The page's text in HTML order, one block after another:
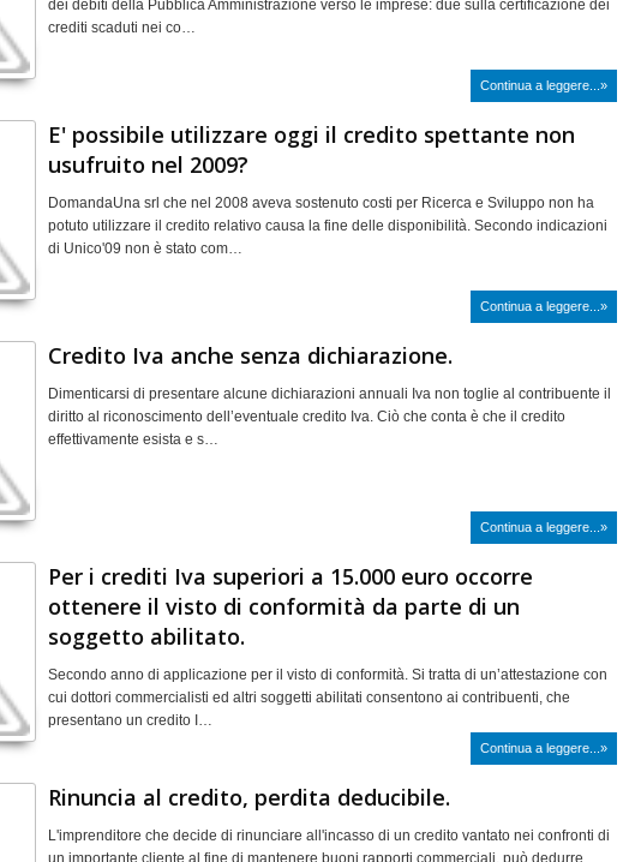
dei debiti della Pubblica Amministrazione verso le imprese: due sulla certificazione dei
crediti scaduti nei co…
Continua a leggere...»
E' possibile utilizzare oggi il credito spettante non
usufruito nel 2009?
DomandaUna srl che nel 2008 aveva sostenuto costi per Ricerca e Sviluppo non ha
potuto utilizzare il credito relativo causa la fine delle disponibilità. Secondo indicazioni
di Unico'09 non è stato com…
Continua a leggere...»
Credito Iva anche senza dichiarazione.
Dimenticarsi di presentare alcune dichiarazioni annuali Iva non toglie al contribuente il
diritto al riconoscimento dell’eventuale credito Iva. Ciò che conta è che il credito
effettivamente esista e s…
Continua a leggere...»
Per i crediti Iva superiori a 15.000 euro occorre
ottenere il visto di conformità da parte di un
soggetto abilitato.
Secondo anno di applicazione per il visto di conformità. Si tratta di un’attestazione con
cui dottori commercialisti ed altri soggetti abilitati consentono ai contribuenti, che
presentano un credito I…
Continua a leggere...»
Rinuncia al credito, perdita deducibile.
L'imprenditore che decide di rinunciare all'incasso di un credito vantato nei confronti di
un importante cliente al fine di mantenere buoni rapporti commerciali, può dedurre